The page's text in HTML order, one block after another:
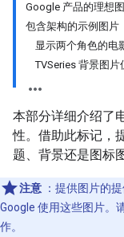
Google 产品的理想
包含架构的示例图片
显示两个角色的电
TVSeries 背景图
本部分详细介绍了
性。借助此标记，
题、背景还是图标
注意 ：提供图片的
Google 使用这些图片。
作。